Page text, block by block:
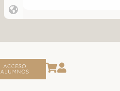
ACCESO
ALUMNOS